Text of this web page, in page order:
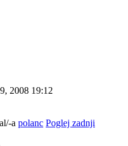
2008 19:12
a polanc Poglej zadnji